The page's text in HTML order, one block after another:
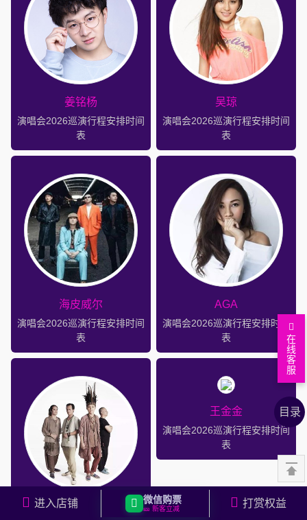
目录
顶
部
期
演
列
表
演
唱
页
相
市
演
明
星
姜铭杨
演唱会2026巡演行程安排时间
表
吴琼
演唱会2026巡演行程安排时间
表
海皮威尔
演唱会2026巡演行程安排时间
表
AGA
演唱会2026巡演行程安排时间
表
马帮乐队
王金金
演唱会2026巡演行程安排时间
表
在
线
客
服
进入店铺 微信购票
🎫 新客立减 打赏权益